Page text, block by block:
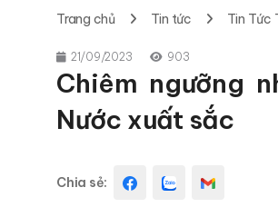
Trang chủ Tin tức Tin Tức
21/09/2023 903
Chiêm ngưỡng
Nước xuất sắc
Chia sẻ: